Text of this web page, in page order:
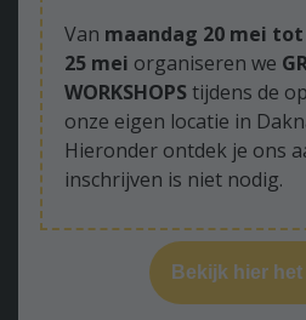
Van maandag 20 mei
25 mei organiseren we
WORKSHOPStijdens de
onze eigen locatie in
Hieronder ontdek je ons
inschrijven is niet nodig.
Bekijk hier